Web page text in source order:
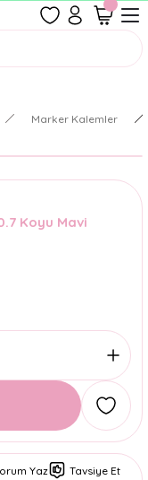
Marker Kalemler
Koyu Mavi
Yaz
Tavsiye Et